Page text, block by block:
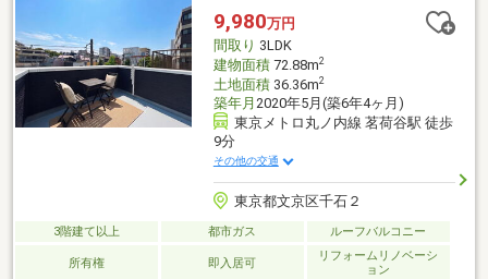
9,980万円
間取り 3LDK
建物面積72.88m2
土地面積36.36m2
築年月 2020年5月(築6年4ヶ月)
東京メトロ丸ノ内線 茗荷谷駅 徒歩
9分
その他の交通
東京都文京区千石２
3階建て以上 都市ガス ルーフバルコニー
所有権 即入居可
リフォームリノベーシ
ョン